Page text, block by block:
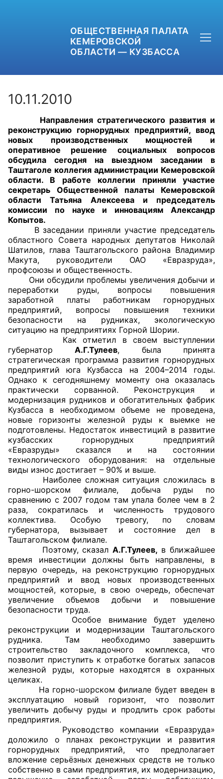
ОБЩЕСТВЕННАЯ ПАЛАТА
КЕМЕРОВСКОЙ
ОБЛАСТИ — КУЗБАССА
+7 (3842) 58-82-40
OPKO42@BK.RU
ОБРАТНАЯ СВЯЗЬ
Главная
Общественные советы
Общественные советы при территориальных
органах федеральных органов
исполнительной власти
Общественные советы по проведению
независимой оценки качества условий
оказания услуг
О Палате
Структура Палаты
Комиссии
Экспертный совет ОП КО
Совет ОП КО
Общественный штаб
Члены ОП КО
Документы ОП КО
Регламент ОП КО
Кодекс этики ОП КО
Положения
Рекомендации
Порядок работы ЦОН
Аппарат ОП КО
УСТАВ ГКУ “АППАРАТ ОП КО”
Доходы руководителя за 2024 г.
10.11.2010
Направления стратегического развития и
реконструкцию горнорудных предприятий, ввод
новых производственных мощностей и
оперативное решение социальных вопросов
обсудила сегодня на выездном заседании в
Таштаголе коллегия администрации Кемеровской
области. В работе коллегии приняли участие
секретарь Общественной палаты Кемеровской
области Татьяна Алексеева и председатель
комиссии по науке и инновациям Александр
Копытов.
В заседании приняли участие председатель
областного Совета народных депутатов Николай
Шатилов, глава Таштагольского района Владимир
Макута, руководители ОАО «Евразруда»,
профсоюзы и общественность.
Они обсудили проблемы увеличения добычи и
переработки руды, вопросы повышения
заработной платы работникам горнорудных
предприятий, вопросы повышения техники
безопасности на рудниках, экологическую
ситуацию на предприятиях Горной Шории.
Как отметил в своем выступлении
губернаторА.Г.Тулеев, была принята
стратегическая программа развития горнорудных
предприятий юга Кузбасса на 2004–2014 годы.
Однако к сегодняшнему моменту она оказалась
практически сорванной. Реконструкция и
модернизация рудников и обогатительных фабрик
Кузбасса в необходимом объеме не проведена,
новые горизонты железной руды к выемке не
подготовлены. Недостаток инвестиций в развитие
кузбасских горнорудных предприятий
«Евразруды» сказался и на состоянии
технологического оборудования: на отдельные
виды износ достигает – 90% и выше.
Наиболее сложная ситуация сложилась в
горно-шорском филиале, добыча руды по
сравнению с 2007 годом там упала более чем в 2
раза, сократилась и численность трудового
коллектива. Особую тревогу, по словам
губернатора, вызывает и состояние дел в
Таштагольском филиале.
Поэтому, сказал А.Г.Тулеев, в ближайшее
время инвестиции должны быть направлены, в
первую очередь, на реконструкцию горнорудных
предприятий и ввод новых производственных
мощностей, которые, в свою очередь, обеспечат
увеличение объемов добычи и повышение
безопасности труда.
Особое внимание будет уделено
реконструкции и модернизации Таштагольского
рудника. Там необходимо завершить
строительство закладочного комплекса, что
позволит приступить к отработке богатых запасов
железной руды, которые находятся в охранных
целиках.
На горно-шорском филиале будет введен в
эксплуатацию новый горизонт, что позволит
увеличить добычу руды и продлить срок работы
предприятия.
Руководство компании «Евразруда»
доложило о планах реконструкции и развития
горнорудных предприятий, что предполагает
вложение серьёзных денежных средств не только
собственно в сами предприятия, их модернизацию,